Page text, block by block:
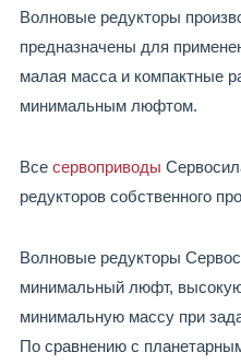
Волновые редукторы
предназначены для
малая масса и компактные
минимальным люфтом.
Все сервоприводы
редукторов собственного
Волновые редукторы
минимальный люфт,
минимальную массу при
По сравнению с